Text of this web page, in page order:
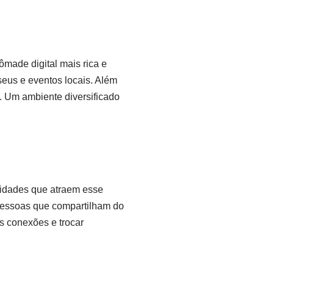
digital mais rica e
e eventos locais. Além
Um ambiente diversificado
que atraem esse
que compartilham do
conexões e trocar